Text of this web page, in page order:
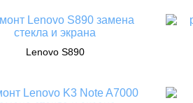
Lenovo S890